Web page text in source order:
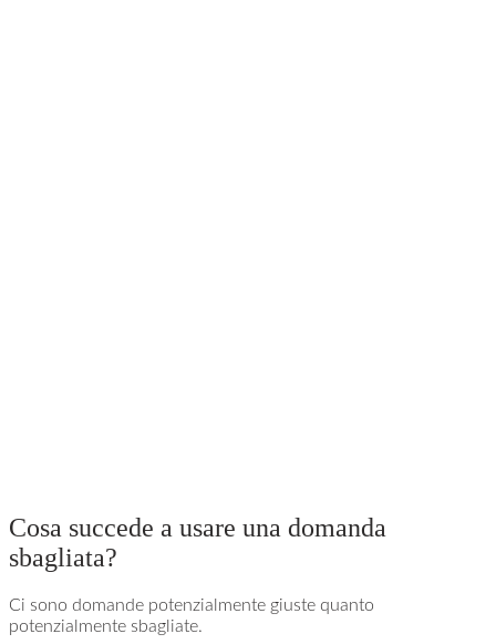
Cosa succede a usare una domanda
sbagliata?
Ci sono domande potenzialmente giuste quanto
potenzialmente sbagliate.